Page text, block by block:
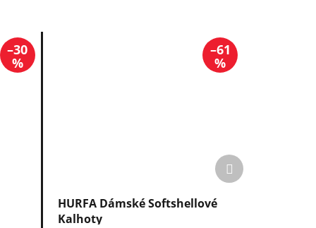
–30
%
–61
%
HURFA Dámské Softshellové
Kalhoty
Další
produkt